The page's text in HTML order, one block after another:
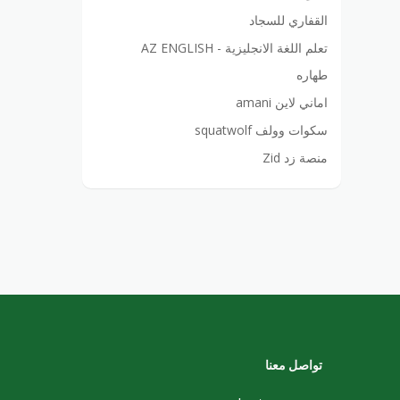
القفاري للسجاد
تعلم اللغة الانجليزية - AZ ENGLISH
طهاره
اماني لاين amani
سكوات وولف squatwolf
منصة زد Zid
تواصل معنا